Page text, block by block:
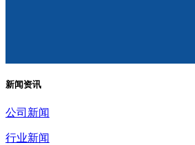
新闻资讯
公司新闻
行业新闻